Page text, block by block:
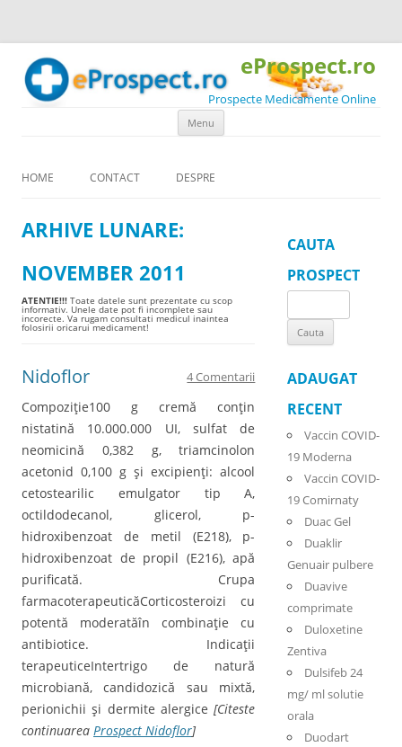
eProspect.ro
Prospecte Medicamente Online
Menu
HOME CONTACT DESPRE
ARHIVE LUNARE:
NOVEMBER 2011
ATENTIE!!! Toate datele sunt prezentate cu scop
informativ. Unele date pot fi incomplete sau
incorecte. Va rugam consultati medicul inaintea
folosirii oricarui medicament!
Nidoflor 4 Comentarii
Compoziţie100 g cremă conţin
nistatină 10.000.000 UI, sulfat de
neomicină 0,382 g, triamcinolon
acetonid 0,100 g şi excipienţi: alcool
cetostearilic emulgator tip A,
octildodecanol, glicerol, p-
hidroxibenzoat de metil (E218), p-
hidroxibenzoat de propil (E216), apă
purificată. Crupa
farmacoterapeuticăCorticosteroizi cu
potentă moderatăîn combinaţie cu
antibiotice. Indicaţii
terapeuticeIntertrigo de natură
microbiană, candidozică sau mixtă,
perionichii şi dermite alergice[Citeste
continuarea Prospect Nidoflor]
CAUTA
PROSPECT
for:
ADAUGAT
RECENT
Vaccin COVID-
19 Moderna
Vaccin COVID-
19 Comirnaty
Duac Gel
Duaklir
Genuair pulbere
Duavive
comprimate
Duloxetine
Zentiva
Dulsifeb 24
mg/ ml solutie
orala
Duodart